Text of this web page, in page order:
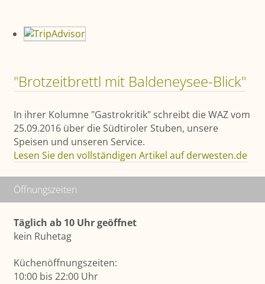
"Brotzeitbrettl mit Baldeneysee-Blick"
In ihrer Kolumne "Gastrokritik" schreibt die WAZ vom
25.09.2016 über die Südtiroler Stuben, unsere
Speisen und unseren Service.
Lesen Sie den vollständigen Artikel auf derwesten.de
Öffnungszeiten
Täglich ab 10 Uhr geöffnet
kein Ruhetag
Küchenöffnungszeiten:
10:00 bis 22:00 Uhr